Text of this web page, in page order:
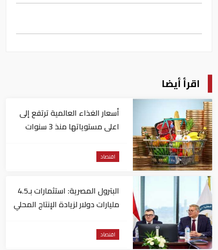
اقرأ أيضا
أسعار الغذاء العالمية ترتفع إلى
اعلى مستوياتها منذ 3 سنوات
اقتصاد
البترول المصرية: استثمارات بـ4.5
مليارات دولار لزيادة الإنتاج المحلي
اقتصاد